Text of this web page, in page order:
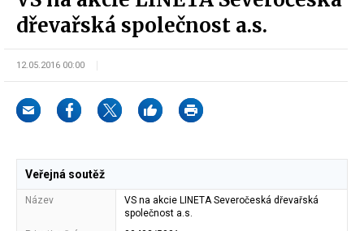
dřevařská společnost a.s.
12.05.2016 00:00
Veřejná soutěž
Název
VS na akcie LINETA Severočeská dřevařská
společnost a.s.